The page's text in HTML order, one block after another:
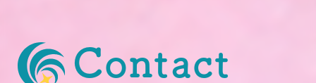
Contact